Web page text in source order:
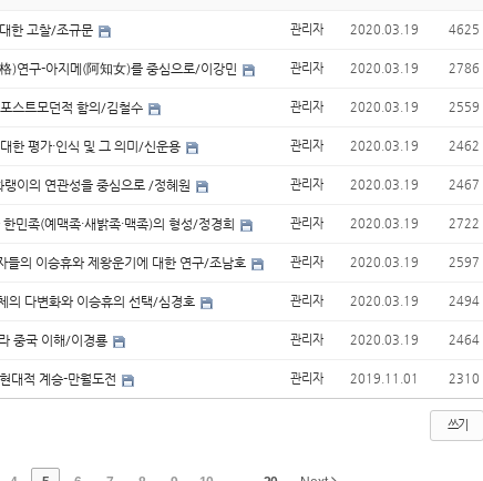
한 고찰/조규문 관리자 2020.03.19 4625
)연구-아지메(阿知女)를 중심으로/이강민 관리자 2020.03.19 2786
스트모던적 함의/김철수 관리자 2020.03.19 2559
한 평가·인식 및 그 의미/신운용 관리자 2020.03.19 2462
이의 연관성을 중심으로 /정혜원 관리자 2020.03.19 2467
민족(예맥족·새밝족·맥족)의 형성/정경희 관리자 2020.03.19 2722
의 이승휴와 제왕운기에 대한 연구/조남호 관리자 2020.03.19 2597
의 다변화와 이승휴의 선택/심경호 관리자 2020.03.19 2494
중국 이해/이경룡 관리자 2020.03.19 2464
대적 계승-만월도전 관리자 2019.11.01 2310
쓰기